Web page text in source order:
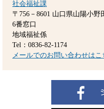
社会福祉課
〒756－8601 山口県山陽小
6番窓口
地域福祉係
Tel：0836-82-1174
メールでのお問い合わせはこ